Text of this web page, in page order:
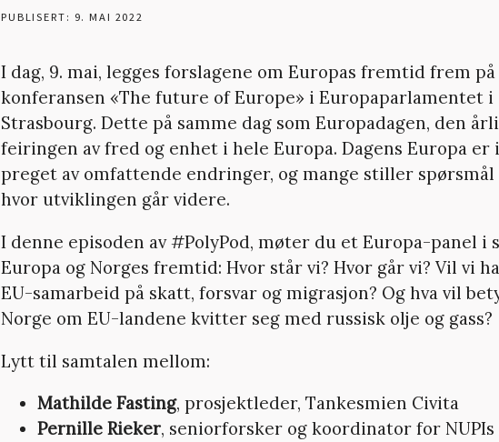
PUBLISERT: 9. MAI 2022
I dag, 9. mai, legges forslagene om Europas fremtid frem på
konferansen «The future of Europe» i Europaparlamentet i
Strasbourg. Dette på samme dag som Europadagen, den
feiringen av fred og enhet i hele Europa. Dagens Europa
preget av omfattende endringer, og mange stiller
hvor utviklingen går videre.
I denne episoden av #PolyPod, møter du et Europa-panel i
Europa og Norges fremtid: Hvor står vi? Hvor går vi? Vil vi
EU-samarbeid på skatt, forsvar og migrasjon? Og hva vil
Norge om EU-landene kvitter seg med russisk olje og gass?
Lytt til samtalen mellom:
Mathilde Fasting, prosjektleder, Tankesmien Civita
Pernille Rieker, seniorforsker og koordinator for